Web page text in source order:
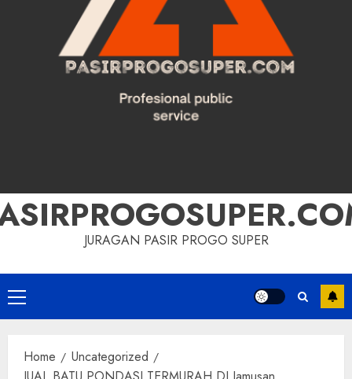
JURAGAN PASIR PROGO SUPER
Primary
Menu
Home
Uncategorized